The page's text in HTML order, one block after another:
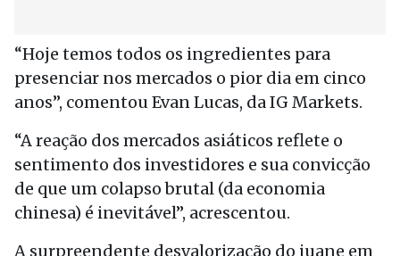
“Hoje temos todos os ingredientes para
presenciar nos mercados o pior dia em cinco
anos”, comentou Evan Lucas, da IG Markets.
“A reação dos mercados asiáticos reflete o
sentimento dos investidores e sua convicção
de que um colapso brutal (da economia
chinesa) é inevitável”, acrescentou.
A surpreendente desvalorização do iuane em